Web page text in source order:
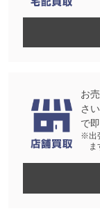
お
さ
で
※出
ま